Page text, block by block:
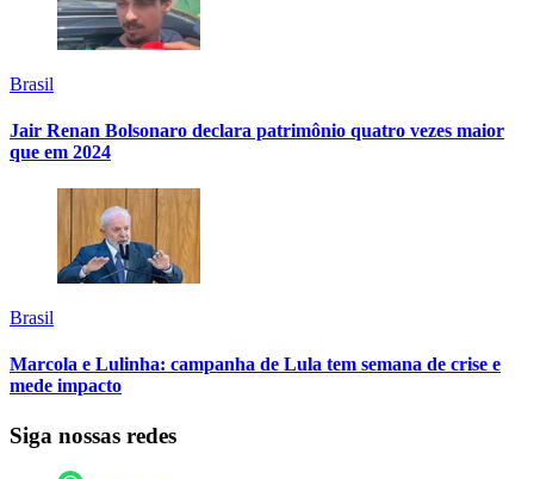
Brasil
Jair Renan Bolsonaro declara patrimônio quatro vezes maior
que em 2024
Brasil
Marcola e Lulinha: campanha de Lula tem semana de crise e
mede impacto
Siga nossas redes